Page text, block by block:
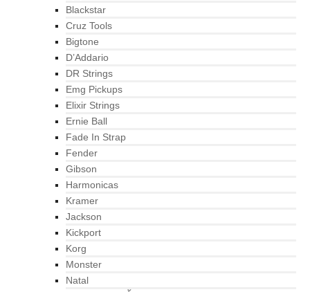
Blackstar
Cruz Tools
Bigtone
D’Addario
DR Strings
Emg Pickups
Elixir Strings
Ernie Ball
Fade In Strap
Fender
Gibson
Harmonicas
Kramer
Jackson
Kickport
Korg
Monster
Natal